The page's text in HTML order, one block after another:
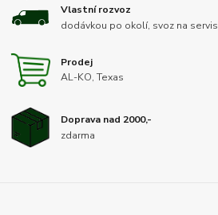
Vlastní rozvoz
dodávkou po okolí, svoz na servis
Prodej
AL-KO, Texas
Doprava nad 2000,-
zdarma